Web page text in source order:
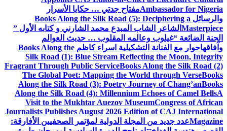
Ambassador for Nigeriaمفتاح جدتي … حكايا الأسرار
والرسائل Books Along the Silk Road (5): Deciphering a
Masterpiece الشاعر الشاب المبدع محمد الشارني و كتابه الأول ”
الجنة الضائعة “غيلوب وعالمه المقلوب … حديث العوالم
وآفاقهاحوار مع الفنانة التشكيلية اسراء كاظم Books Along the
Silk Road (1): Blue Stream Reflecting the Moon, Integrity
Fragrant Through Public ServiceBooks Along the Silk Road (2)
The Global Poet: Mapping the World through VerseBooks
Along the Silk Road (3): Poetry Journey of Chang’anBooks
Along the Silk Road (4): Millennium Echoes of Camel BellsA
Visit to the Mukhtar Auezov MuseumCongress of African
Journalists Publishes August 2026 Edition of CAJ International
Magazineعدد جديد من المجلة الدولية لمؤتمر الصحفيين الأفارقة: